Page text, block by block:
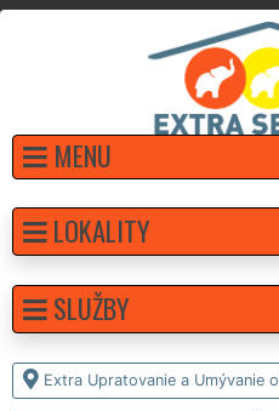
MENU
Extra Upratovanie a Umývanie
LOKALITY
SLUŽBY